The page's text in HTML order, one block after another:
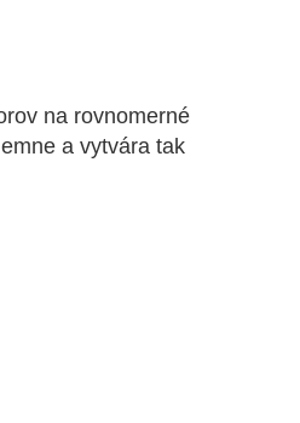
na rovnomerné
a vytvára tak